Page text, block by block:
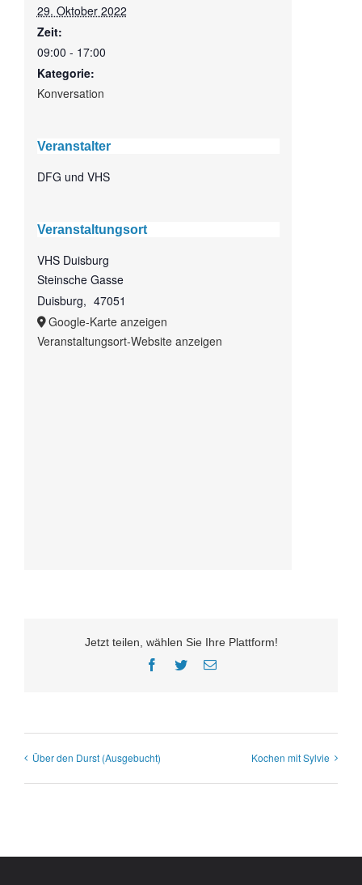
29. Oktober 2022
Zeit:
09:00 - 17:00
Kategorie:
Konversation
Veranstalter
DFG und VHS
Veranstaltungsort
VHS Duisburg
Steinsche Gasse
Duisburg, 47051
Google-Karte anzeigen
Veranstaltungsort-Website anzeigen
Jetzt teilen, wählen Sie Ihre Plattform!
Facebook
TwitterE-
Über den Durst (Ausgebucht) Kochen mit Sylvie